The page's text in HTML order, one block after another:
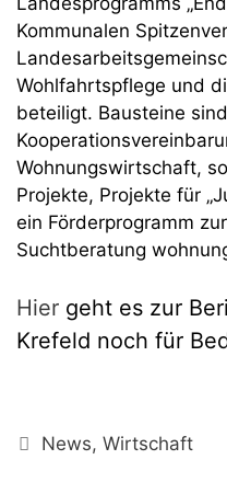
Kommunalen
Wohlfahrtspflege und
beteiligt. Bausteine
Wohnungswirtschaft,
Projekte, Projekte für
ein Förderprogramm
Suchtberatung
Hier geht es zur
Krefeld noch für
Kategorien
News,Wirtschaft